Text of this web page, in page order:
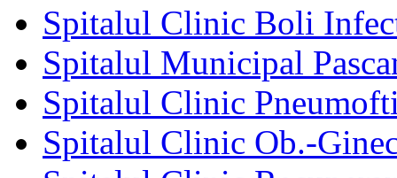
Spitalul Clinic Boli
Spitalul Municipal
Spitalul Clinic
Spitalul Clinic Ob.-